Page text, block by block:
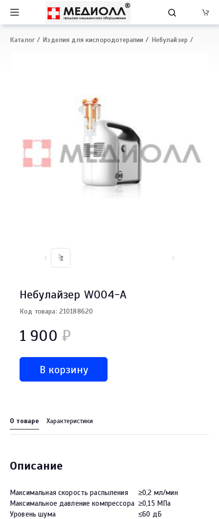
Каталог Изделия для кислородотерапии Небулайзер
Небулайзер W004-A
Код товара: 210188620
1 900 ₽
В корзину
О товаре Характеристики
Описание
Максимальная скорость распыления
≥0,2 мл/мин
Максимальное давление компрессора ≥0,15 МПа
Уровень шума
≤60 дБ